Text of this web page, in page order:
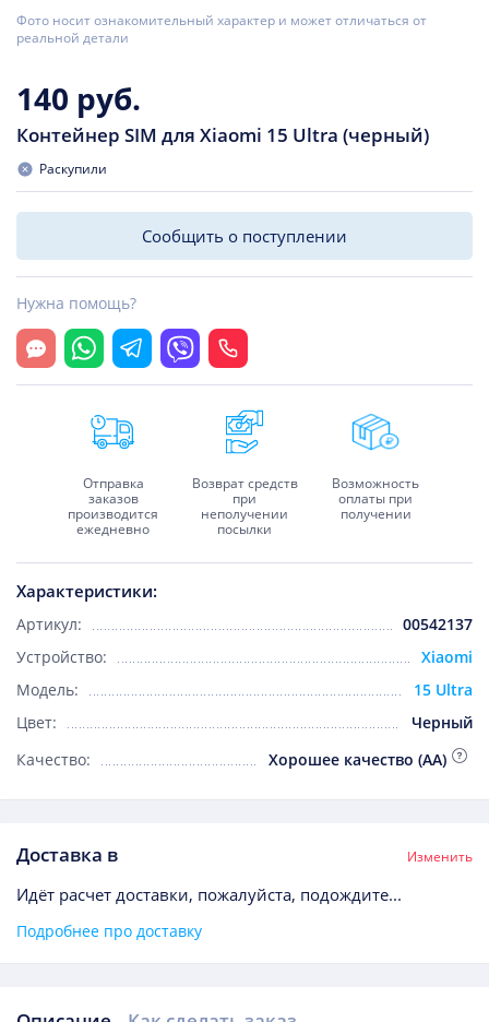
Фото носит ознакомительный характер и может отличаться от
реальной детали
Характеристики:
Артикул:
00542137
Устройство:
Xiaomi
Модель:
15 Ultra
Цвет:
Черный
Качество:
Хорошее качество (AA)
140 руб.
Контейнер SIM для Xiaomi 15 Ultra (черный)
Раскупили
Сообщить о поступлении
Нужна помощь?
Открыть чат
WhatsappTelegramViber Позвонить
Доставка в Изменить
Идёт расчет доставки, пожалуйста, подождите...
Подробнее про доставку
Отправка
заказов
производится
ежедневно
Возврат средств
при
неполучении
посылки
Возможность
оплаты при
получении